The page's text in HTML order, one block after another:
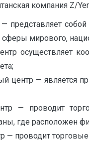
компания
представляет
мирового,
осуществляет
центр — является
— проводит
где расположен
проводит